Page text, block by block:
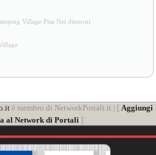
Village Pisa Nei dintorni
è membro di NetworkPortali.it | [ Aggiungi
al Network di Portali]